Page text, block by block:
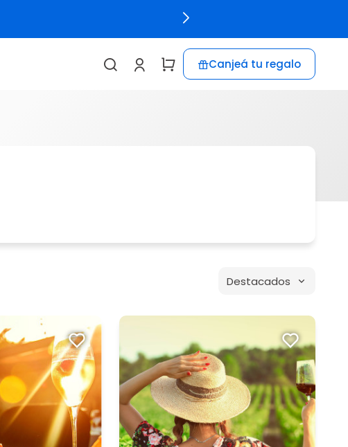
Canjeá tu regalo
Destacados